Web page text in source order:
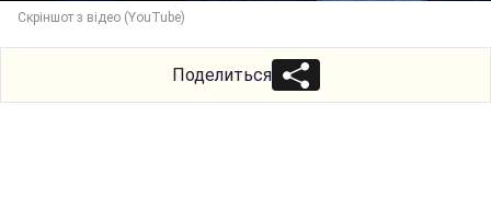
Скріншот з відео (YouTube)
Поделиться